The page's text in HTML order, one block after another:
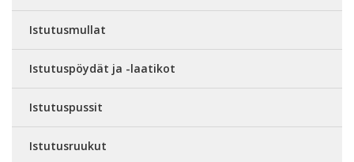
Istutusmullat
Istutuspöydät ja -laatikot
Istutuspussit
Istutusruukut